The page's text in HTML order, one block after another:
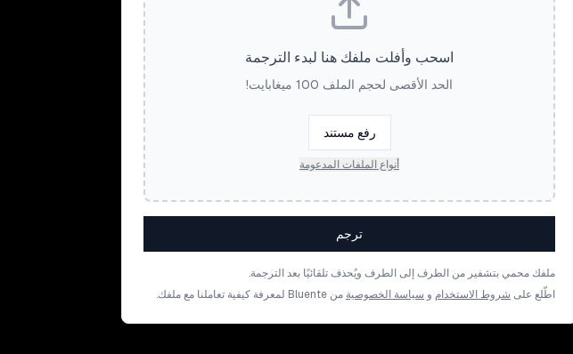
اسحب وأفلت ملفك هنا لبدء الترجمة
الحد الأقصى لحجم الملف 100 ميغابايت!
رفع مستند
أنواع الملفات المدعومة
ترجم
ملفك محمي بتشفير من الطرف إلى الطرف ويُحذف تلقائيًا بعد الترجمة.
اطّلع على شروط الاستخدام و سياسة الخصوصية من Bluente لمعرفة كيفية تعاملنا مع ملفك.